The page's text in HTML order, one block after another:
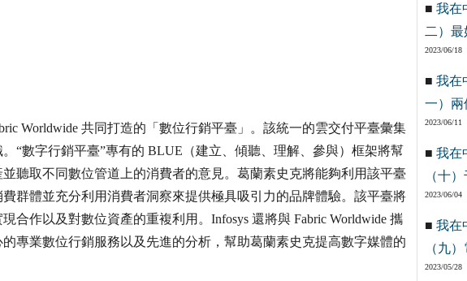
Worldwide 共同打造的「數位行銷平臺」。該統一的雲交付平臺彙集
“數字行銷平臺”專有的 BLUE（建立、傾聽、理解、參與）框架將幫
聽取不同數位管道上的消費者的意見。葛蘭素史克將能夠利用該平臺
群體並充分利用消費者洞察來提供極具吸引力的品牌體驗。該平臺將
合作以及對數位資產的重複利用。Infosys 還將與 Fabric Worldwide 攜
專業數位行銷服務以及先進的分析，幫助葛蘭素史克提高數字媒體的
■ 我在
二）
2023/06/18
■ 我在
一）兩
2023/06/11
■ 我在
（十
2023/06/04
■ 我在
（九
2023/05/28